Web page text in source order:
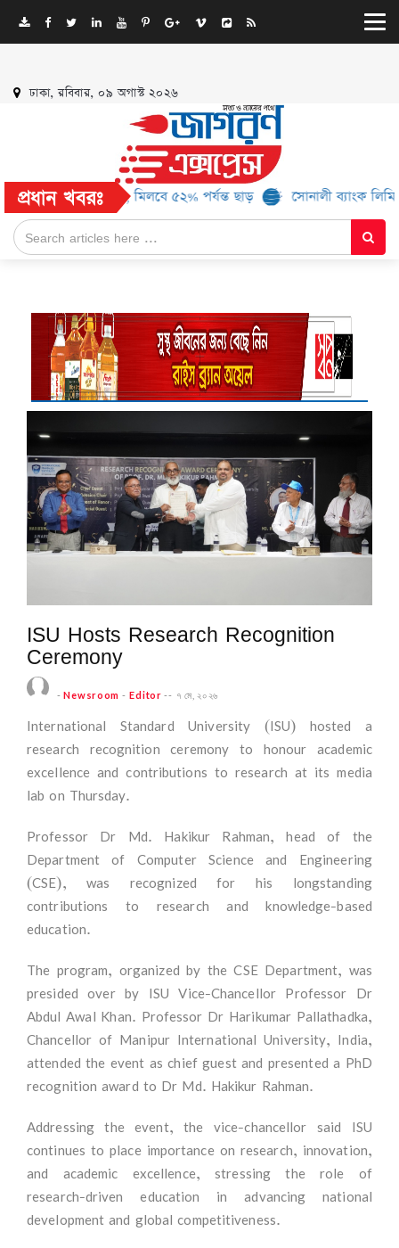
ঢাকা, রবিবার, ০৯ অগাস্ট ২০২৬
প্রধান খবরঃ
১৬ ব্র্যান্ড, মিলবে ৫২% পর্যন্ত ছাড় সোনালী ব্যাংক লিমিটেড-এর
ISU Hosts Research Recognition
Ceremony
-Newsroom - Editor -- ৭ মে, ২০২৬
International Standard University (ISU) hosted a
research recognition ceremony to honour academic
excellence and contributions to research at its media
lab on Thursday.
Professor Dr Md. Hakikur Rahman, head of the
Department of Computer Science and Engineering
(CSE), was recognized for his longstanding
contributions to research and knowledge-based
education.
The program, organized by the CSE Department, was
presided over by ISU Vice-Chancellor Professor Dr
Abdul Awal Khan. Professor Dr Harikumar Pallathadka,
Chancellor of Manipur International University, India,
attended the event as chief guest and presented a PhD
recognition award to Dr Md. Hakikur Rahman.
Addressing the event, the vice-chancellor said ISU
continues to place importance on research, innovation,
and academic excellence, stressing the role of
research-driven education in advancing national
development and global competitiveness.